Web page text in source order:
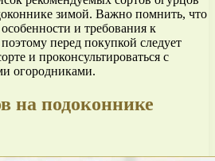
зимой. Важно помнить, что
и требования к
перед покупкой следует
и проконсультироваться с
огородниками.
на подоконнике